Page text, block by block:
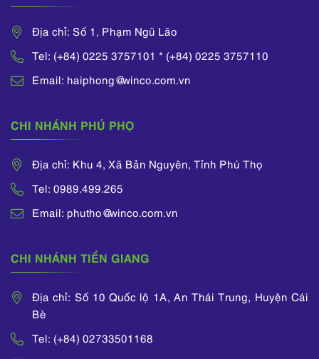
Địa chỉ: Số 1, Phạm Ngũ Lão
Tel: (+84) 0225 3757101 * (+84) 0225 3757110
Email: haiphong@winco.com.vn
CHI NHÁNH PHÚ PHỌ
Địa chỉ: Khu 4, Xã Bản Nguyên, Tỉnh Phú Thọ
Tel: 0989.499.265
Email: phutho@winco.com.vn
CHI NHÁNH TIỀN GIANG
Địa chỉ: Số 10 Quốc lộ 1A, An Thái Trung, Huyện Cái
Bè
Tel: (+84) 02733501168